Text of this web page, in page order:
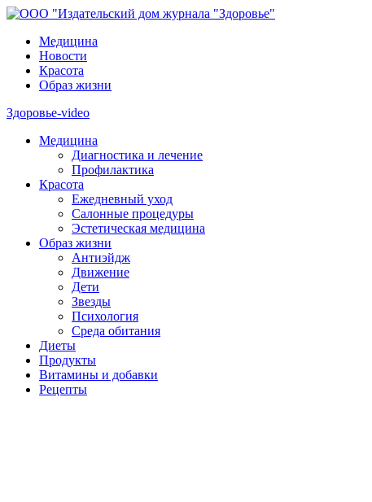
Медицина
Новости
Красота
Образ жизни
Здоровье-video
Медицина
Диагностика и лечение
Профилактика
Красота
Ежедневный уход
Салонные процедуры
Эстетическая медицина
Образ жизни
Антиэйдж
Движение
Дети
Звезды
Психология
Среда обитания
Диеты
Продукты
Витамины и добавки
Рецепты